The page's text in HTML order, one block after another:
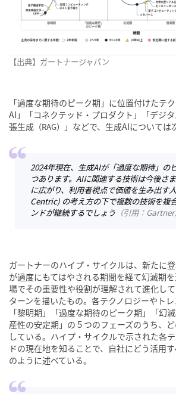
【出典】ガートナージャパン
「過度な期待のピーク期」に位置付けたテ
AI」「コネクテッド・プロダクト」「デジ
張生成 （RAG） 」などで、生成AIについては
2024年現在、生成AIが「過度な期待」の
つあります。AIに関連する技術は今後さ
に広がり、利用者視点で価値を生み出す
Centric) の考え方の下で複数の技術を複
ンドが継続するでしょう （引用：Gartner
ガートナーのハイプ・サイクルは、新たに
が過度にもてはやされる期間を経て幻滅期
場でその重要性や役割が理解されて進化し
ターンを描いたもの。各テクノロジーやトレ
「黎明期」「過度な期待のピーク期」「幻
産性の安定期」の５つのフェーズのうち、
している。ハイプ・サイクルで示された各
ドの現在地を知ることで、自社にどう活用
のように述べている。